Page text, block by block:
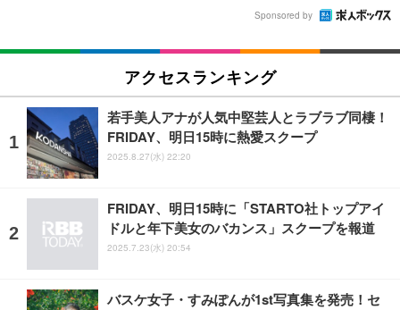
Sponsored by
アクセスランキング
若手美人アナが人気中堅芸人とラブラブ同棲！
FRIDAY、明日15時に熱愛スクープ
2025.8.27(水) 22:20
FRIDAY、明日15時に「STARTO社トップアイ
ドルと年下美女のバカンス」スクープを報道
2025.7.23(水) 20:54
バスケ女子・すみぽんが1st写真集を発売！セ